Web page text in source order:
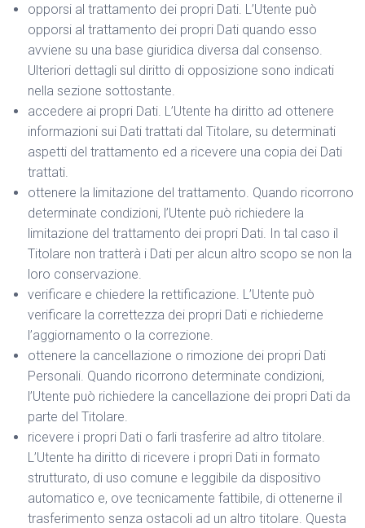
opporsi al trattamento dei propri Dati. L’Utente può
opporsi al trattamento dei propri Dati quando esso
avviene su una base giuridica diversa dal consenso.
Ulteriori dettagli sul diritto di opposizione sono indicati
nella sezione sottostante.
accedere ai propri Dati. L’Utente ha diritto ad ottenere
informazioni sui Dati trattati dal Titolare, su determinati
aspetti del trattamento ed a ricevere una copia dei Dati
trattati.
ottenere la limitazione del trattamento. Quando ricorrono
determinate condizioni, l’Utente può richiedere la
limitazione del trattamento dei propri Dati. In tal caso il
Titolare non tratterà i Dati per alcun altro scopo se non la
loro conservazione.
verificare e chiedere la rettificazione. L’Utente può
verificare la correttezza dei propri Dati e richiederne
l’aggiornamento o la correzione.
ottenere la cancellazione o rimozione dei propri Dati
Personali. Quando ricorrono determinate condizioni,
l’Utente può richiedere la cancellazione dei propri Dati da
parte del Titolare.
ricevere i propri Dati o farli trasferire ad altro titolare.
L’Utente ha diritto di ricevere i propri Dati in formato
strutturato, di uso comune e leggibile da dispositivo
automatico e, ove tecnicamente fattibile, di ottenerne il
trasferimento senza ostacoli ad un altro titolare. Questa